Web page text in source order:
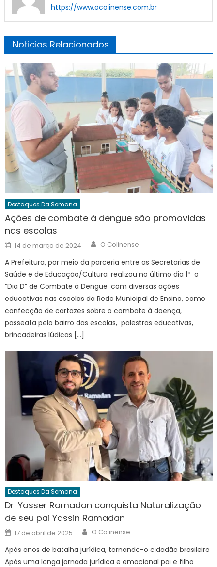
https://www.ocolinense.com.br
Noticias Relacionados
Destaques Da Semana
Ações de combate à dengue são promovidas
nas escolas
Posted
on
14 de março de 2024 Author
O Colinense
A Prefeitura, por meio da parceria entre as Secretarias de
Saúde e de Educação/Cultura, realizou no último dia 1º o
“Dia D” de Combate à Dengue, com diversas ações
educativas nas escolas da Rede Municipal de Ensino, como
confecção de cartazes sobre o combate à doença,
passeata pelo bairro das escolas, palestras educativas,
brincadeiras lúdicas […]
Destaques Da Semana
Dr. Yasser Ramadan conquista Naturalização
de seu pai Yassin Ramadan
Posted
on
17 de abril de 2025 Author
O Colinense
Após anos de batalha jurídica, tornando-o cidadão brasileiro
Após uma longa jornada jurídica e emocional pai e filho